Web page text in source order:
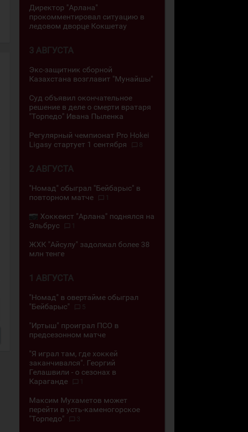
Директор "Арлана"
прокомментировал ситуацию в
ледовом дворце Кокшетау
3 АВГУСТА
Экс-защитник сборной
Казахстана возглавит "Мунайшы"
Суд объявил окончательное
решение в деле о смерти вратаря
"Торпедо" Ивана Пыленка
Регулярный чемпионат Pro Hokei
Ligasy стартует 1 сентября
8
2 АВГУСТА
"Номад" обыграл "Бейбарыс" в
повторном матче
1
Хоккеист "Арлана" поднялся на
Эльбрус
1
ЖХК "Айсулу" задолжал более 38
млн тенге
1 АВГУСТА
"Номад" в овертайме обыграл
"Бейбарыс"
5
"Иртыш" проиграл ПСО в
предсезонном матче
"Я играл там, где хоккей
заканчивался". Георгий
Гелашвили - о сезонах в
Караганде
1
Максим Мухаметов может
перейти в усть-каменогорское
"Торпедо"
3